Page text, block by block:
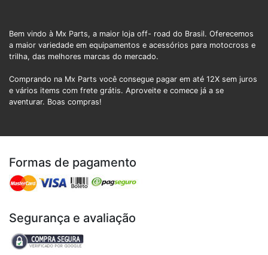
Bem vindo à Mx Parts, a maior loja off- road do Brasil. Oferecemos
a maior variedade em equipamentos e acessórios para motocross e
trilha, das melhores marcas do mercado.
Comprando na Mx Parts você consegue pagar em até 12X sem juros
e vários items com frete grátis. Aproveite e comece já a se
aventurar. Boas compras!
Formas de pagamento
Segurança e avaliação